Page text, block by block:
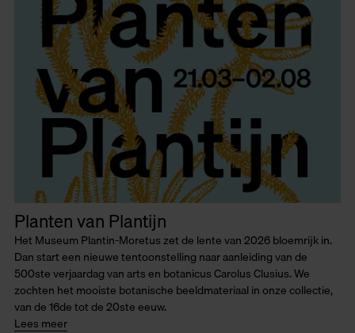
Planten van Plantijn
Het Museum Plantin-Moretus zet de lente van 2026 bloemrijk in.
Dan start een nieuwe tentoonstelling naar aanleiding van de
500ste verjaardag van arts en botanicus Carolus Clusius. We
zochten het mooiste botanische beeldmateriaal in onze collectie,
van de 16de tot de 20ste eeuw.
Lees meer